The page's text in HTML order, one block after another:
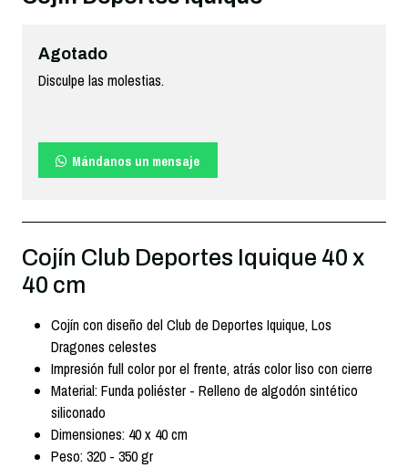
Agotado
Disculpe las molestias.
Mándanos un mensaje
Cojín Club Deportes Iquique 40 x
40 cm
Cojín con diseño del Club de Deportes Iquique, Los
Dragones celestes
Impresión full color por el frente, atrás color liso con cierre
Material: Funda poliéster - Relleno de algodón sintético
siliconado
Dimensiones: 40 x 40 cm
Peso: 320 - 350 gr